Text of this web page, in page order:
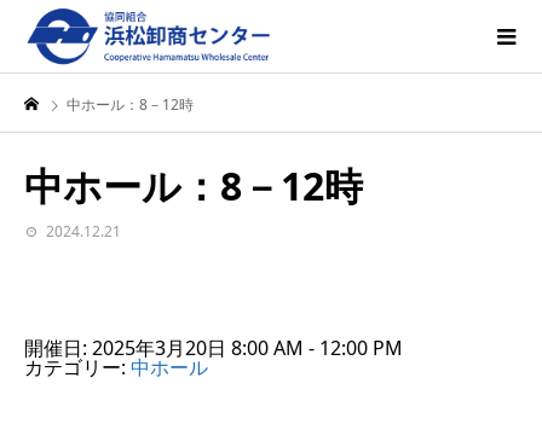
中ホール：8－12時
中ホール：8－12時
2024.12.21
開催日: 2025年3月20日 8:00 AM - 12:00 PM
カテゴリー: 中ホール